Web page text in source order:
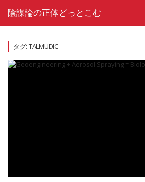
陰謀論の正体どっとこむ
タグ: TALMUDIC